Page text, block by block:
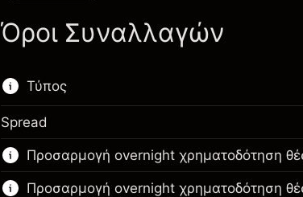
Όροι Συναλλαγών
Τύπος
Αυτό το χρηματοοικονομικό εργαλείο
διαθέσιμο για διαπραγμάτευση μέσω CFDs
Knock-outs.
Spread
Προσαρμογή overnight χρηματοδότηση
Προσαρμογή overnight χρηματοδότηση